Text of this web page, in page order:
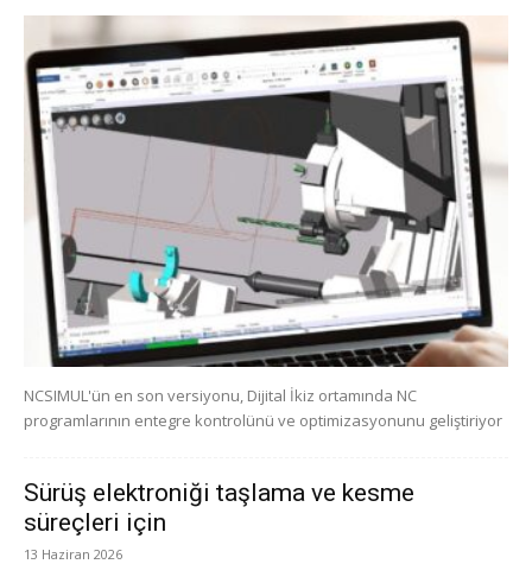
NCSIMUL'ün en son versiyonu, Dijital İkiz ortamında NC
programlarının entegre kontrolünü ve optimizasyonunu geliştiriyor
Sürüş elektroniği taşlama ve kesme
süreçleri için
13 Haziran 2026